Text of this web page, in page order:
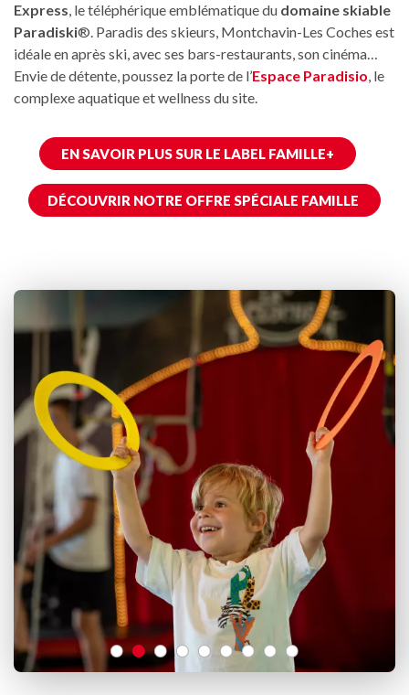
Express, le téléphérique emblématique du domaine skiable
Paradiski®. Paradis des skieurs, Montchavin-Les Coches est
idéale en après ski, avec ses bars-restaurants, son cinéma…
Envie de détente, poussez la porte de l’Espace Paradisio, le
complexe aquatique et wellness du site.
EN SAVOIR PLUS SUR LE LABEL FAMILLE+
DÉCOUVRIR NOTRE OFFRE SPÉCIALE FAMILLE